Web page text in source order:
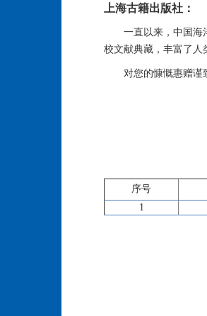
上海古籍出版社：
一直以来，中国海
校文献典藏，丰富了人
对您的慷慨惠赠谨
序号
1